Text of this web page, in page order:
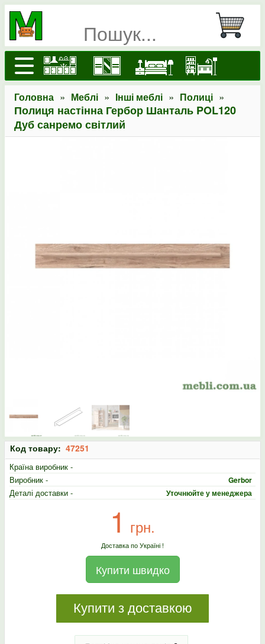
Головна » Меблі » Інші меблі » Полиці »
Полиця настінна Гербор Шанталь POL120
Дуб санремо світлий
Код товару: 47251
Країна виробник -
Виробник -
Gerbor
Деталі доставки - Уточнюйте у менеджера
1 грн.
Доставка по Україні !
Купити швидко
Купити з доставкою